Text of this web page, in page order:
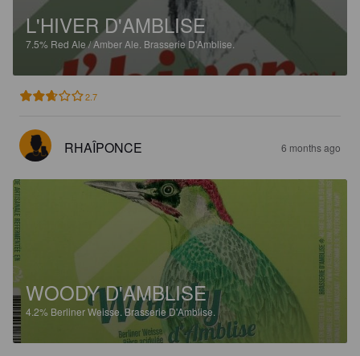
L'HIVER D'AMBLISE
7.5% Red Ale / Amber Ale. Brasserie D'Amblise.
2.7
RHAÎPONCE 6 months ago
WOODY D'AMBLISE
4.2% Berliner Weisse.Brasserie D'Amblise.